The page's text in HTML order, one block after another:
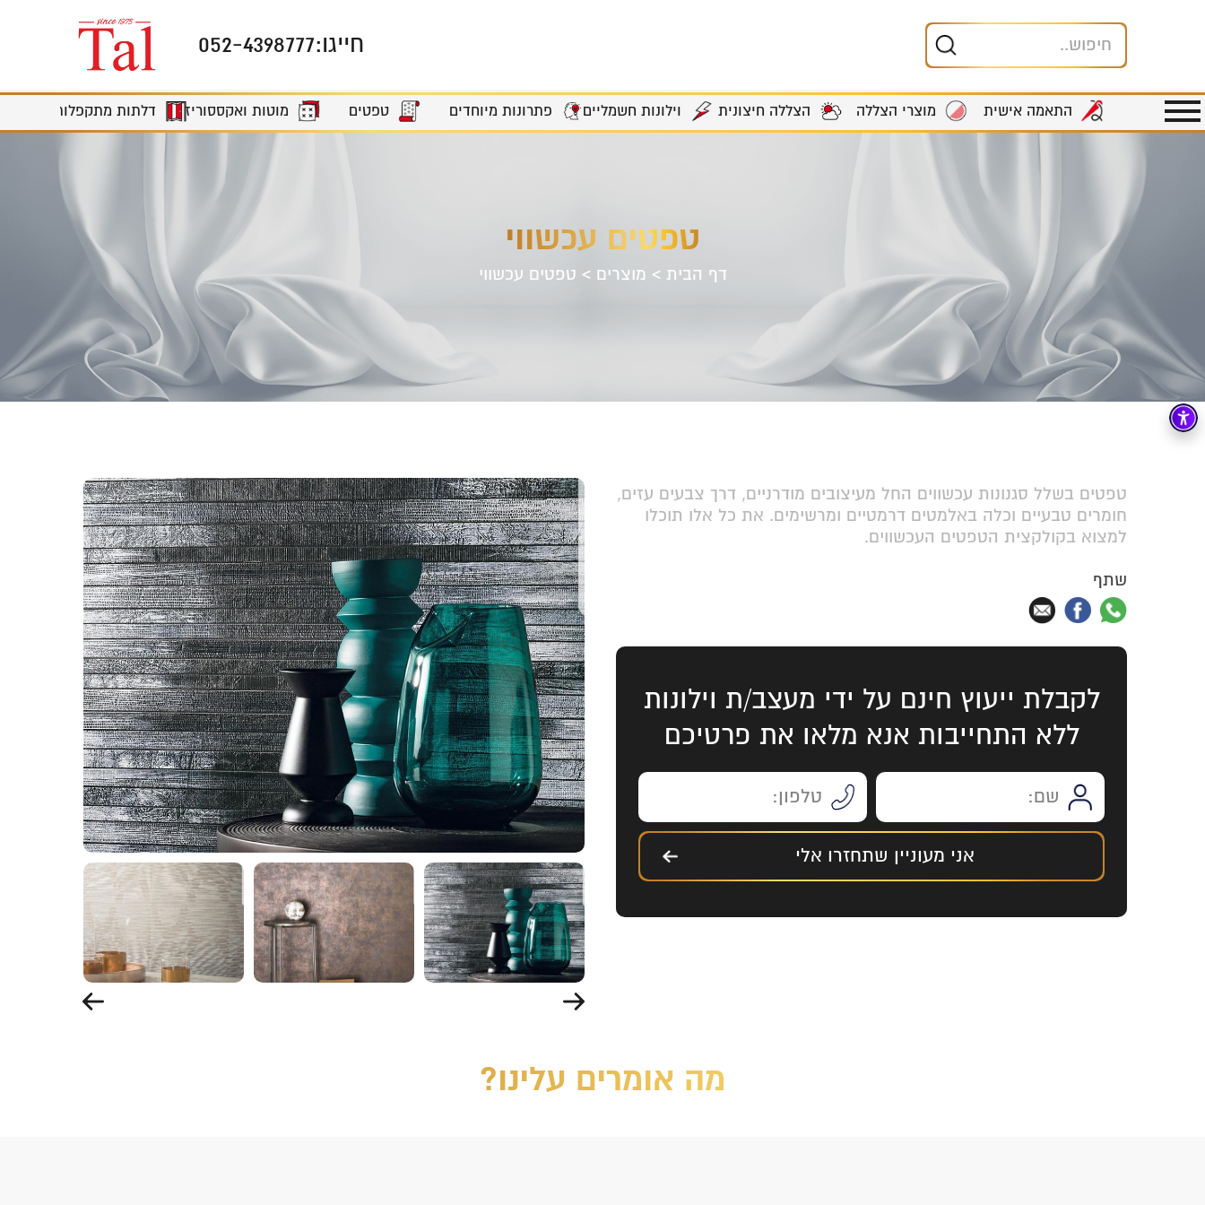
חייגו:052-4398777
התאמה אישית מוצרי הצללה הצללה חיצונית וילונות חשמליים פתרונות מיוחדים טפטים מוטות ואקססוריז דלתות מתקפלות
טפטים עכשווי
דף הבית > מוצרים > טפטים עכשווי
טפטים בשלל סגנונות עכשווים החל מעיצובים מודרניים, דרך צבעים עזים,
חומרים טבעיים וכלה באלמטים דרמטיים ומרשימים. את כל אלו תוכלו
למצוא בקולקצית הטפטים העכשווים.
שתף
לקבלת ייעוץ חינם על ידי מעצב/ת וילונות
ללא התחייבות אנא מלאו את פרטיכם
אני מעוניין שתחזרו אלי
מה אומרים עלינו?